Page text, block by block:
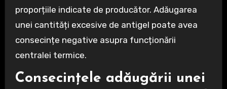
proporțiile indicate de producător. Adăugarea
unei cantități excesive de antigel poate avea
consecințe negative asupra funcționării
centralei termice.
Consecințele adăugării unei